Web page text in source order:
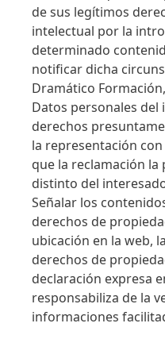
de sus legítimos
intelectual por la
determinado
notificar dicha
Dramático
Datos personales
derechos
la representación
que la reclamación
distinto del
Señalar los
derechos de
ubicación en la web,
derechos de
declaración expresa
responsabiliza de la
informaciones